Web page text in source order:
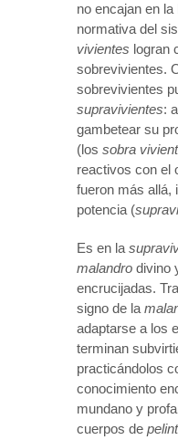
no encajan en
normativa del
vivientes logran
sobrevivientes.
sobrevivientes
supravivientes:
gambetear su
(los sobra
reactivos con el
fueron más allá,
potencia (
Es en la
malandro divino
encrucijadas.
signo de la
adaptarse a los
terminan
practicándolos
conocimiento
mundano y
cuerpos de